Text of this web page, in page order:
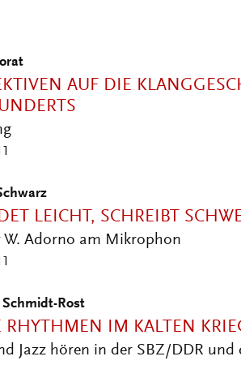
AUF DIE
LEICHT, SCHREIBT
W. Adorno am Mikrophon
Rost
RHYTHMEN IM KALTEN KRIEG
Jazz hören in der SBZ/DDR und